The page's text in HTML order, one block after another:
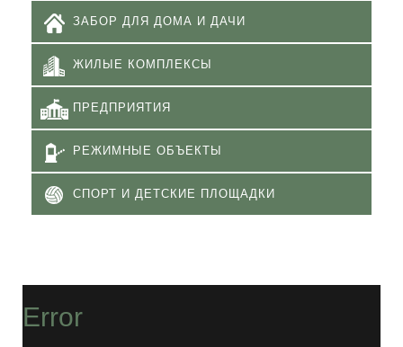
ЗАБОР ДЛЯ ДОМА И ДАЧИ
ЖИЛЫЕ КОМПЛЕКСЫ
ПРЕДПРИЯТИЯ
РЕЖИМНЫЕ ОБЪЕКТЫ
СПОРТ И ДЕТСКИЕ ПЛОЩАДКИ
Error